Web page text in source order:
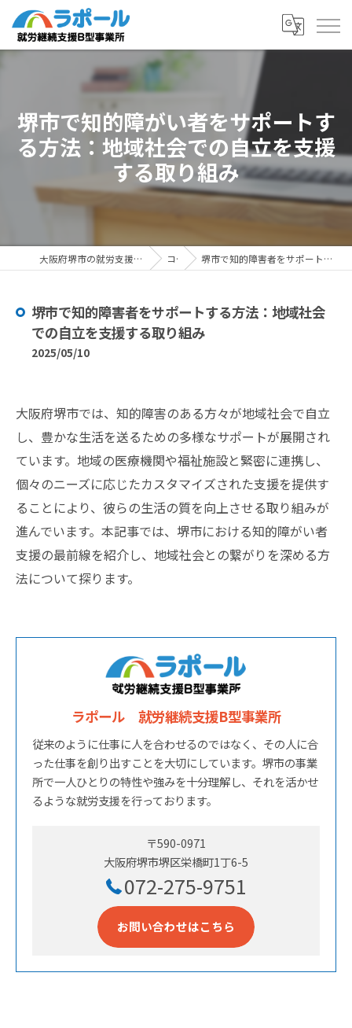
堺市で知的障がい者をサポートす
る方法：地域社会での自立を支援
する取り組み
大阪府堺市の就労支援ならラポール 就労継続支援B型事業所 コラム 堺市で知的障害者をサポートする方法：地域社会での自立を支援する取り組み
堺市で知的障害者をサポートする方法：地域社会
での自立を支援する取り組み
2025/05/10
大阪府堺市では、知的障害のある方々が地域社会で自立
し、豊かな生活を送るための多様なサポートが展開され
ています。地域の医療機関や福祉施設と緊密に連携し、
個々のニーズに応じたカスタマイズされた支援を提供す
ることにより、彼らの生活の質を向上させる取り組みが
進んでいます。本記事では、堺市における知的障がい者
支援の最前線を紹介し、地域社会との繋がりを深める方
法について探ります。
ラポール 就労継続支援B型事業所
従来のように仕事に人を合わせるのではなく、その人に合
った仕事を創り出すことを大切にしています。堺市の事業
所で一人ひとりの特性や強みを十分理解し、それを活かせ
るような就労支援を行っております。
〒590-0971
大阪府堺市堺区栄橋町1丁6-5
072-275-9751
お問い合わせはこちら